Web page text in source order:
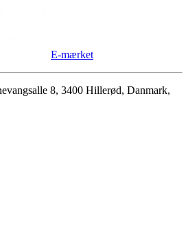
E-mærket
8, 3400 Hillerød, Danmark,